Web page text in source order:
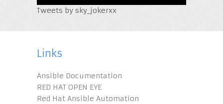
Tweets by sky_jokerxx
Links
Ansible Documentation
RED HAT OPEN EYE
Red Hat Ansible Automation